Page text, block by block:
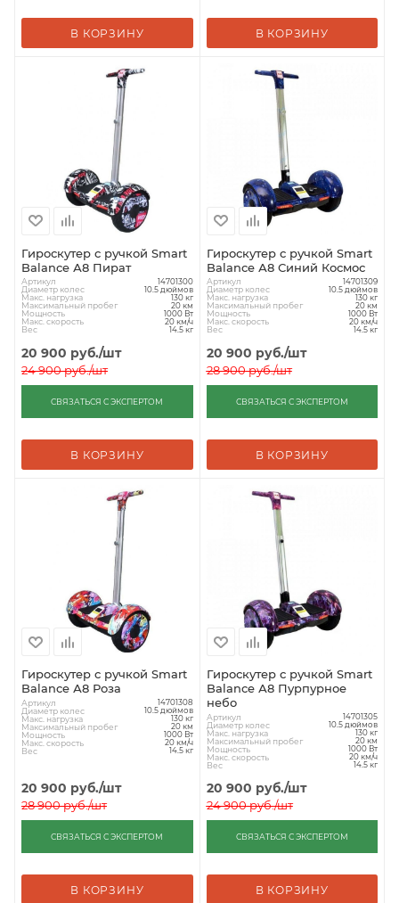
В КОРЗИНУ В КОРЗИНУ
Гироскутер с ручкой Smart
Balance А8 Пират
Артикул 14701300
Диаметр колес 10.5 дюймов
Макс. нагрузка 130 кг
Максимальный пробег 20 км
Мощность 1000 Вт
Макс. скорость 20 км/ч
Вес 14.5 кг
20 900 руб./шт
24 900руб./шт
СВЯЗАТЬСЯ С ЭКСПЕРТОМ
В КОРЗИНУ
Гироскутер с ручкой Smart
Balance А8 Синий Космос
Артикул 14701309
Диаметр колес 10.5 дюймов
Макс. нагрузка 130 кг
Максимальный пробег 20 км
Мощность 1000 Вт
Макс. скорость 20 км/ч
Вес 14.5 кг
20 900 руб./шт
28 900руб./шт
СВЯЗАТЬСЯ С ЭКСПЕРТОМ
В КОРЗИНУ
Гироскутер с ручкой Smart
Balance А8 Роза
Артикул 14701308
Диаметр колес 10.5 дюймов
Макс. нагрузка 130 кг
Максимальный пробег 20 км
Мощность 1000 Вт
Макс. скорость 20 км/ч
Вес 14.5 кг
20 900 руб./шт
28 900руб./шт
СВЯЗАТЬСЯ С ЭКСПЕРТОМ
В КОРЗИНУ
Гироскутер с ручкой Smart
Balance А8 Пурпурное
небо
Артикул 14701305
Диаметр колес 10.5 дюймов
Макс. нагрузка 130 кг
Максимальный пробег 20 км
Мощность 1000 Вт
Макс. скорость 20 км/ч
Вес 14.5 кг
20 900 руб./шт
24 900руб./шт
СВЯЗАТЬСЯ С ЭКСПЕРТОМ
В КОРЗИНУ